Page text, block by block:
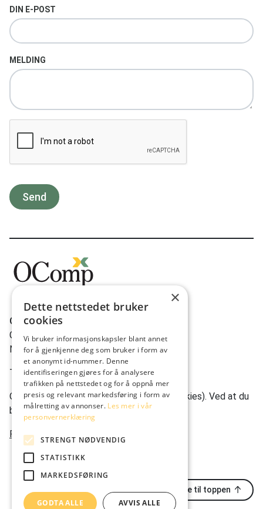
DIN E-POST
MELDING
Send
OComp AS
Gravdalsveien 262
N-5165 Laksevåg
Tlf:(+47) 950 22 622
Ocomp.co bruker informasjonskapsler (cookies). Ved at du
bruker nettstedet vårt, godtar du dette.
Personvernerklæring
Tilbake til toppen
×
Dette nettstedet bruker
cookies
Vi bruker informasjonskapsler blant annet
for å gjenkjenne deg som bruker i form av
et anonymt id-nummer. Denne
identifiseringen gjøres for å analysere
trafikken på nettstedet og for å oppnå mer
presis og relevant markedsføring i form av
målretting av annonser. Les mer i vår
personvernerklæring
STRENGT NØDVENDIG
STATISTIKK
MARKEDSFØRING
GODTA ALLE AVVIS ALLE